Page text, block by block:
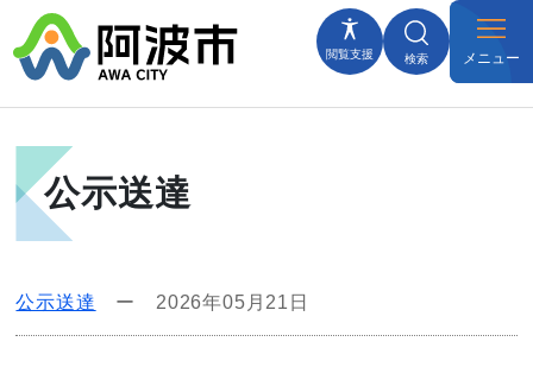
閲覧支援 検索 メニュー
公示送達
公示送達 ー 2026年05月21日